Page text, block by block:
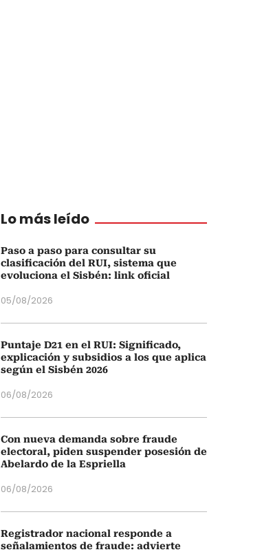
Lo más leído
Paso a paso para consultar su
clasificación del RUI, sistema que
evoluciona el Sisbén: link oficial
05/08/2026
Puntaje D21 en el RUI: Significado,
explicación y subsidios a los que aplica
según el Sisbén 2026
06/08/2026
Con nueva demanda sobre fraude
electoral, piden suspender posesión de
Abelardo de la Espriella
06/08/2026
Registrador nacional responde a
señalamientos de fraude: advierte